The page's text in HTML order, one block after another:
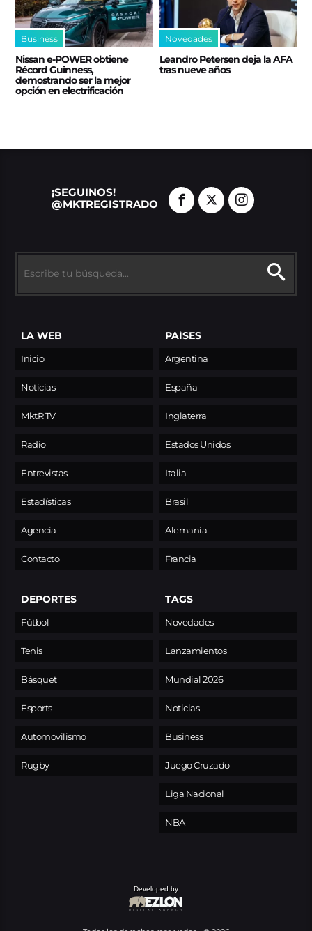
Business
Nissan e‑POWER obtiene
Récord Guinness,
demostrando ser la mejor
opción en electrificación
Novedades
Leandro Petersen deja la AFA
tras nueve años
¡SEGUINOS!
@MKTREGISTRADO
LA WEB
Inicio
Noticias
MktR TV
Radio
Entrevistas
Estadísticas
Agencia
Contacto
PAÍSES
Argentina
España
Inglaterra
Estados Unidos
Italia
Brasil
Alemania
Francia
DEPORTES
Fútbol
Tenis
Básquet
Esports
Automovilismo
Rugby
TAGS
Novedades
Lanzamientos
Mundial 2026
Noticias
Business
Juego Cruzado
Liga Nacional
NBA
Developed by